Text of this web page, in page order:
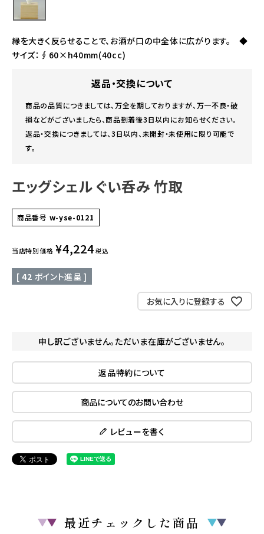
縁を大きく反らせることで、お酒が口の中全体に広がります。 ◆
サイズ：∮60×h40mm(40cc)
返品・交換について
商品の品質につきましては、万全を期しておりますが、万一不良・破
損などがございましたら、商品到着後3日以内にお知らせください。
返品・交換につきましては、3日以内、未開封・未使用に限り可能で
す。
エッグシェル ぐい呑み 竹取
商品番号 w-yse-0121
当店特別価格 ¥4,224 税込
[ 42 ポイント進呈 ]
お気に入りに登録する
申し訳ございません。ただいま在庫がございません。
返品特約について
商品についてのお問い合わせ
レビューを書く
最近チェックした商品